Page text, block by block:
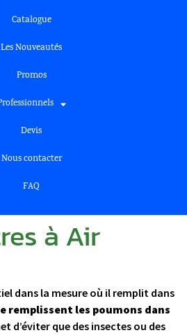
Catalogue
Les Nouveautés
Promos
Devis
Nous contacter
FAQ
à Air
dans la mesure où il remplit dans
remplissent les poumons dans
d’éviter que des insectes ou des